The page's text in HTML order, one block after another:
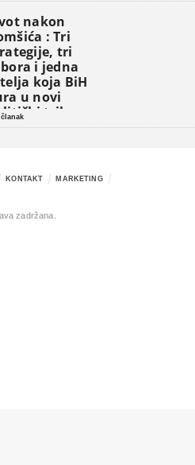
nakon
: Tri
tri
i jedna
koja BiH
u novi
triler
KONTAKT
MARKETING
zadržana.